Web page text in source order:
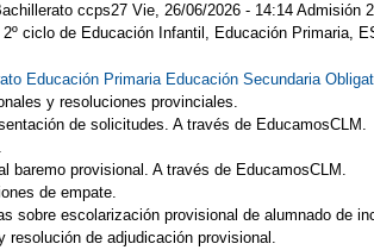
ccps27 Vie, 26/06/2026 - 14:14 Admisión
ciclo de Educación Infantil, Educación Primaria,
Educación Primaria Educación Secundaria
y resoluciones provinciales.
de solicitudes. A través de EducamosCLM.
baremo provisional. A través de EducamosCLM.
de empate.
sobre escolarización provisional de alumnado de
resolución de adjudicación provisional.